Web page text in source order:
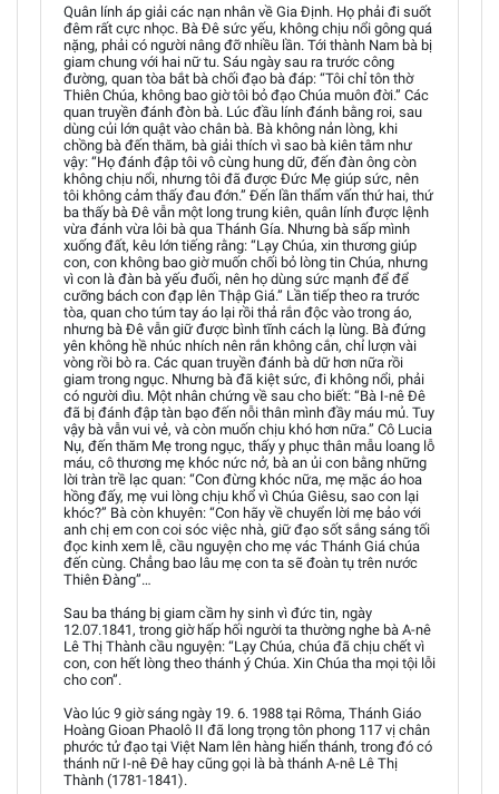
Quân lính áp giải các nạn nhân về Gia Định. Họ phải đi suốt
đêm rất cực nhọc. Bà Đê sức yếu, không chịu nổi gông quá
nặng, phải có người nâng đỡ nhiều lần. Tới thành Nam bà bị
giam chung với hai nữ tu. Sáu ngày sau ra trước công
đường, quan tòa bắt bà chối đạo bà đáp: “Tôi chỉ tôn thờ
Thiên Chúa, không bao giờ tôi bỏ đạo Chúa muôn đời.” Các
quan truyền đánh đòn bà. Lúc đầu lính đánh bằng roi, sau
dùng củi lớn quật vào chân bà. Bà không nản lòng, khi
chồng bà đến thăm, bà giải thích vì sao bà kiên tâm như
vậy: “Họ đánh đập tôi vô cùng hung dữ, đến đàn ông còn
không chịu nổi, nhưng tôi đã được Đức Mẹ giúp sức, nên
tôi không cảm thấy đau đớn.” Đến lần thẩm vấn thứ hai, thứ
ba thấy bà Đê vẫn một long trung kiên, quân lính được lệnh
vừa đánh vừa lôi bà qua Thánh Gía. Nhưng bà sấp mình
xuống đất, kêu lớn tiếng rằng: “Lạy Chúa, xin thương giúp
con, con không bao giờ muốn chối bỏ lòng tin Chúa, nhưng
vì con là đàn bà yếu đuối, nên họ dùng sức mạnh để để
cưỡng bách con đạp lên Thập Giá.” Lần tiếp theo ra trước
tòa, quan cho túm tay áo lại rồi thả rắn độc vào trong áo,
nhưng bà Đê vẫn giữ được bình tĩnh cách lạ lùng. Bà đứng
yên không hề nhúc nhích nên rắn không cắn, chỉ lượn vài
vòng rồi bò ra. Các quan truyền đánh bà dữ hơn nữa rồi
giam trong ngục. Nhưng bà đã kiệt sức, đi không nổi, phải
có người dìu. Một nhân chứng về sau cho biết: “Bà I-nê Đê
đã bị đánh đập tàn bạo đến nỗi thân mình đầy máu mủ. Tuy
vậy bà vẫn vui vẻ, và còn muốn chịu khó hơn nữa.” Cô Lucia
Nụ, đến thăm Mẹ trong ngục, thấy y phục thân mẫu loang lỗ
máu, cô thương mẹ khóc nức nở, bà an ủi con bằng những
lời tràn trề lạc quan: “Con đừng khóc nữa, mẹ mặc áo hoa
hồng đấy, mẹ vui lòng chịu khổ vì Chúa Giêsu, sao con lại
khóc?” Bà còn khuyên: “Con hãy về chuyển lời mẹ bảo với
anh chị em con coi sóc việc nhà, giữ đạo sốt sắng sáng tối
đọc kinh xem lễ, cầu nguyện cho mẹ vác Thánh Giá chúa
đến cùng. Chẳng bao lâu mẹ con ta sẽ đoàn tụ trên nước
Thiên Đàng”…
Sau ba tháng bị giam cầm hy sinh vì đức tin, ngày
12.07.1841, trong giờ hấp hối người ta thường nghe bà A-nê
Lê Thị Thành cầu nguyện: “Lạy Chúa, chúa đã chịu chết vì
con, con hết lòng theo thánh ý Chúa. Xin Chúa tha mọi tội lỗi
cho con”.
Vào lúc 9 giờ sáng ngày 19. 6. 1988 tại Rôma, Thánh Giáo
Hoàng Gioan Phaolô II đã long trọng tôn phong 117 vị chân
phước tử đạo tại Việt Nam lên hàng hiển thánh, trong đó có
thánh nữ I-nê Đê hay cũng gọi là bà thánh A-nê Lê Thị
Thành (1781-1841).